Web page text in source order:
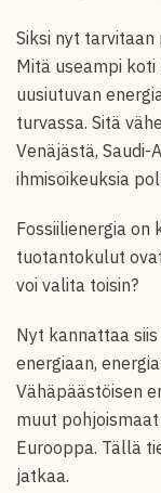
Siksi nyt tarvitaan
Mitä useampi
uusiutuvan
turvassa. Sitä
Venäjästä, Saudi-
ihmisoikeuksia
Fossiilienergia on
tuotantokulut
voi valita toisin?
Nyt kannattaa
energiaan,
Vähäpäästöisen
muut
Eurooppa. Tällä
jatkaa.